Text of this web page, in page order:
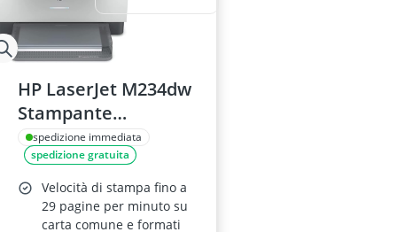
HP LaserJet M234dw
Stampante
Multifunzione
spedizione immediata
spedizione gratuita
Velocità di stampa fino a
29 pagine per minuto su
carta comune e formati